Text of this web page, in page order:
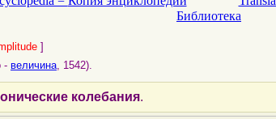
Библиотека
]
- величина, 1542).
колебания.